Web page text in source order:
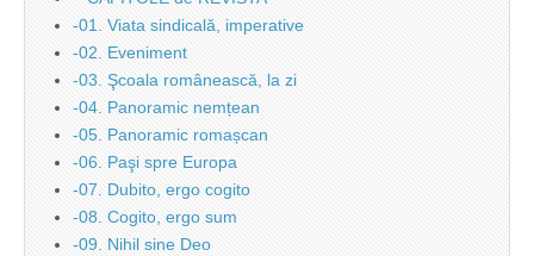
-01. Viata sindicală, imperative
-02. Eveniment
-03. Şcoala românească, la zi
-04. Panoramic nemțean
-05. Panoramic romașcan
-06. Paşi spre Europa
-07. Dubito, ergo cogito
-08. Cogito, ergo sum
-09. Nihil sine Deo